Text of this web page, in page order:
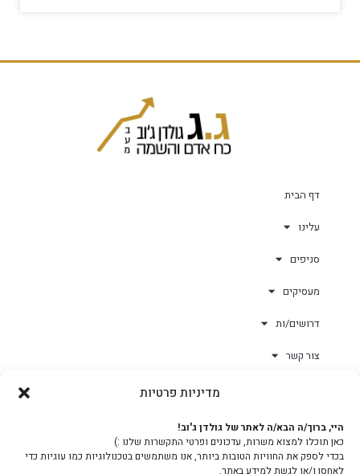
מדיניות פרטיות
היי, ברוך/ה הבא/ה לאתר של גולדן ג'וב!
כאן תוכלו למצוא משרות, עדכונים ופרטי התקשרות שלנו :)
בכדי לספק את החוויות הטובות ביותר, אנו משתמשים בטכנולוגיות כמו עוגיות כדי
לאחסן ו/או לגשת למידע באתר.
דף הבית
עלינו
סניפים
מעסיקים
דרושים/ות
צור קשר
צוות